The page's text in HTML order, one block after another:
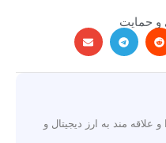
و حمایت
علاقه مند به ارز دیجیتال و